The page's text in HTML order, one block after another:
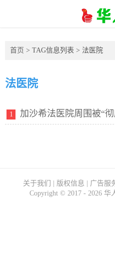
首页 > TAG信息列表 > 法医院
法医院
1 加沙希法医院周围被“
关于我们 版权信息 广告服
Copyright © 2017 - 2026 华